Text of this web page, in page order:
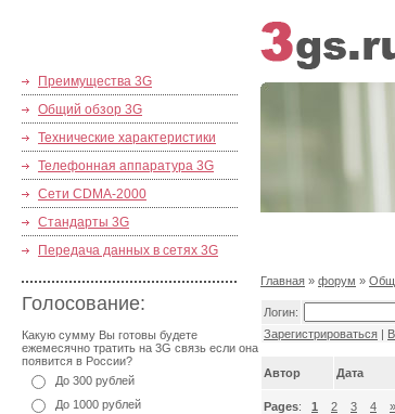
Преимущества 3G
Общий обзор 3G
Технические характеристики
Телефонная аппаратура 3G
Сети CDMA-2000
Стандарты 3G
Передача данных в сетях 3G
Голосование:
Какую сумму Вы готовы будете
ежемесячно тратить на 3G связь если она
появится в России?
До 300 рублей
До 1000 рублей
Главная » форум »
Логин:
Зарегистрироваться |
Автор Дата
Pages: 1 2 3 4
»